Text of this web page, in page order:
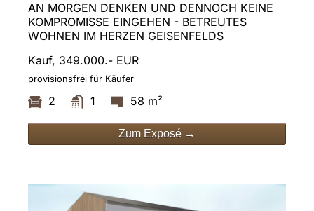
AN MORGEN DENKEN UND DENNOCH KEINE
KOMPROMISSE EINGEHEN - BETREUTES
WOHNEN IM HERZEN GEISENFELDS
Kauf, 349.000.- EUR
provisionsfrei für Käufer
2 1 58 m²
Zum Exposé →